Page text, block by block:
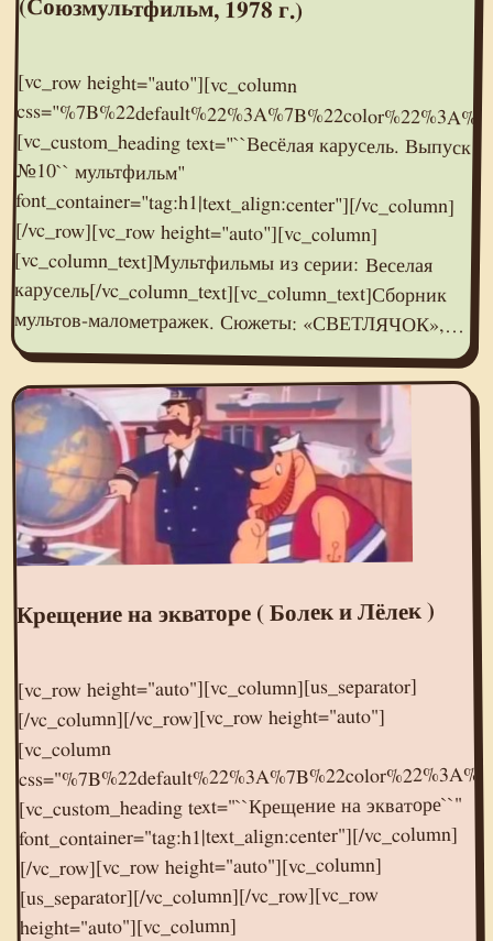
[vc_row height="auto"][vc_column
css="%7B%22default%22%3A%7B%22color%22%3A%22%23e95095%22%7D%7D"]
[vc_custom_heading text="``Весёлая карусель. Выпуск
№10`` мультфильм"
font_container="tag:h1|text_align:center"][/vc_column]
[/vc_row][vc_row height="auto"][vc_column]
[vc_column_text]Мультфильмы из серии: Веселая
карусель[/vc_column_text][vc_column_text]Сборник
мультов-малометражек. Сюжеты: «СВЕТЛЯЧОК»,…
Крещение на экваторе ( Болек и Лёлек )
[vc_row height="auto"][vc_column][us_separator]
[/vc_column][/vc_row][vc_row height="auto"]
[vc_column
[vc_custom_heading text="``Крещение на экваторе``"
font_container="tag:h1|text_align:center"][/vc_column]
[/vc_row][vc_row height="auto"][vc_column]
[us_separator][/vc_column][/vc_row][vc_row
height="auto"][vc_column]
[vc_raw_html]JTNDaWZyYW1lJTIwd2lkdGglM0QlMjI1NjAlMjIlMjBoZWlnaHQlM0QlMjIzMTUlMjIlMjBzcmMlM0QlMjIlMkYlMkZvay5ydSUyRnZpZGVvZW1iZWQlMkY3ODk1MTUxMDg2MTk0JTIyJTIwZnJhbWVib3JkZXIlM0QlMjIwJTIyJTIwYWxsb3clM0QlMjJhdXRvcGxheSUyMiUyMGFsbG93ZnVsbHNjcmVlbiUzRSUzQyUyRmlmcmFtZSUzRQ==